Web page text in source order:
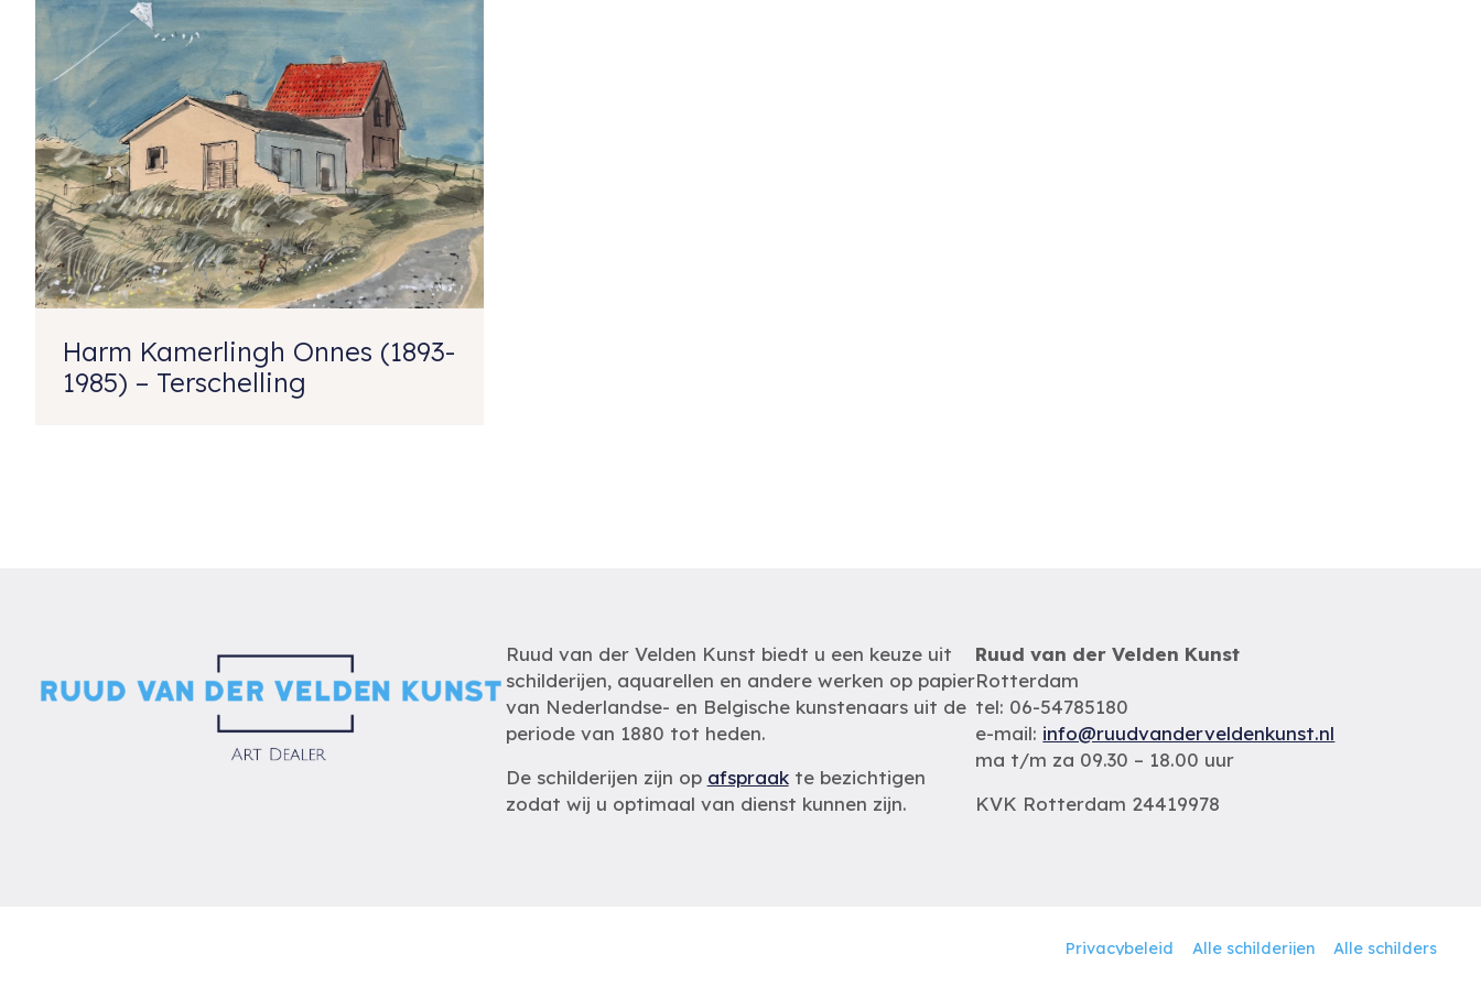
Harm Kamerlingh Onnes (1893-
1985) – Terschelling
Ruud van der Velden Kunst biedt u een keuze uit
schilderijen, aquarellen en andere werken op papier
van Nederlandse- en Belgische kunstenaars uit de
periode van 1880 tot heden.
De schilderijen zijn op afspraakte bezichtigen
zodat wij u optimaal van dienst kunnen zijn.
Ruud van der Velden Kunst
Rotterdam
tel: 06-54785180
e-mail: info@ruudvanderveldenkunst.nl
ma t/m za 09.30 – 18.00 uur
KVK Rotterdam 24419978
Privacybeleid Alle schilderijen Alle schilders